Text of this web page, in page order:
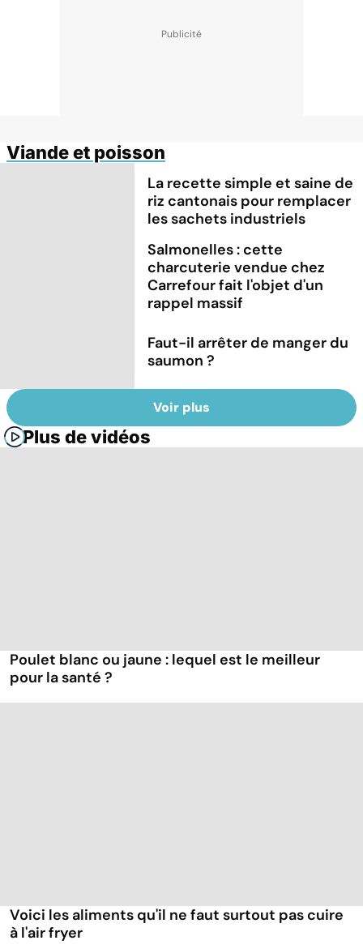
Viande et poisson
La recette simple et saine de
riz cantonais pour remplacer
les sachets industriels
Salmonelles : cette
charcuterie vendue chez
Carrefour fait l'objet d'un
rappel massif
Faut-il arrêter de manger du
saumon ?
Voir plus
Plus de vidéos
Poulet blanc ou jaune : lequel est le meilleur
pour la santé ?
Voici les aliments qu'il ne faut surtout pas cuire
à l'air fryer